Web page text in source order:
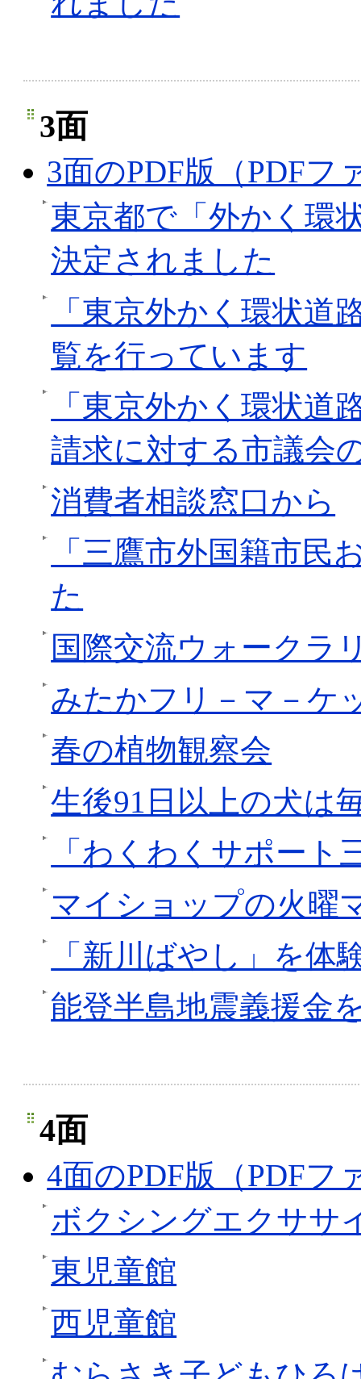
3面
3面のPDF版（PDF
東京都で「外かく環
決定されました
「東京外かく環状道
覧を行っています
「東京外かく環状道
請求に対する市議会
消費者相談窓口から
「三鷹市外国籍市民
た
国際交流ウォークラ
みたかフリ－マ－ケ
春の植物観察会
生後91日以上の犬は
「わくわくサポート
マイショップの火曜
「新川ばやし」を体
能登半島地震義援金
4面
4面のPDF版（PDF
ボクシングエクササ
東児童館
西児童館